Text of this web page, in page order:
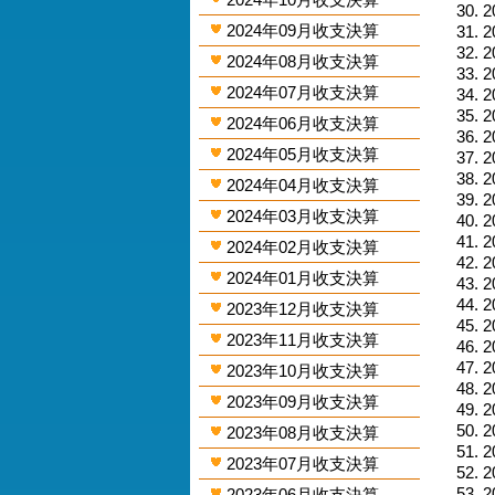
2024年09月收支決算
2024年08月收支決算
2024年07月收支決算
2024年06月收支決算
2024年05月收支決算
2024年04月收支決算
2024年03月收支決算
2024年02月收支決算
2024年01月收支決算
2023年12月收支決算
2023年11月收支決算
2023年10月收支決算
2023年09月收支決算
2023年08月收支決算
2023年07月收支決算